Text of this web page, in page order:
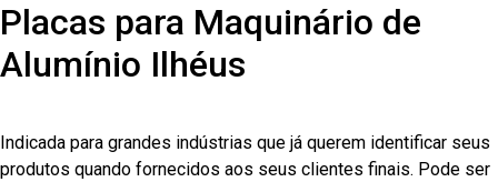
Placas para Maquinário de
Alumínio Ilhéus
Indicada para grandes indústrias que já querem identificar seus
produtos quando fornecidos aos seus clientes finais. Pode ser